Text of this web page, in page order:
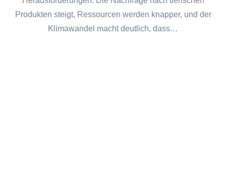
Produkten steigt, Ressourcen werden knapper, und der
Klimawandel macht deutlich, dass…